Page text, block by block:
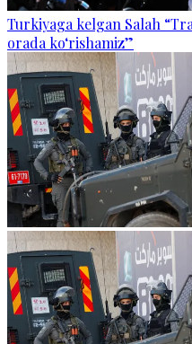
Turkiyaga kelgan Salah
orada ko‘rishamiz”